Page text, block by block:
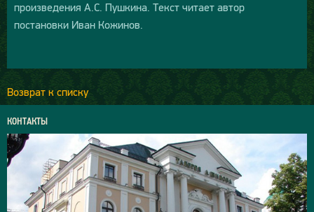
произведения А.С. Пушкина. Текст читает автор
постановки Иван Кожинов.
Возврат к списку
КОНТАКТЫ